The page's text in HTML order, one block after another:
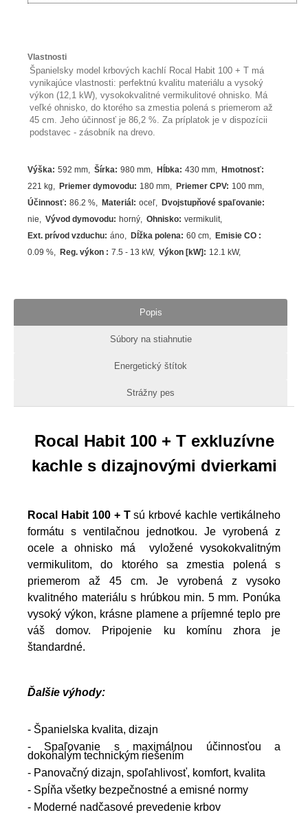
Vlastnosti
Španielsky model krbových kachlí Rocal Habit 100 + T má
vynikajúce vlastnosti: perfektnú kvalitu materiálu a vysoký
výkon (12,1 kW), vysokokvalitné vermikulitové ohnisko. Má
veľké ohnisko, do ktorého sa zmestia polená s priemerom až
45 cm. Jeho účinnosť je 86,2 %. Za príplatok je v dispozícii
podstavec - zásobník na drevo.
Výška: 592 mm Šírka: 980 mm Hĺbka: 430 mm Hmotnosť:
221 kg
Priemer dymovodu: 180 mm Priemer CPV: 100 mm
Účinnosť: 86.2% Materiál : oceľ Dvojstupňové spaľovanie:
nie
Vývod dymovodu: horný Ohnisko: vermikulit
Ext. prívod vzduchu: áno Dĺžka polena: 60 cm Emisie CO :
0.09 %
Reg. výkon : 7.5 - 13 kW Výkon [kW] : 12.1 kW
Popis
Súbory na stiahnutie
Energetický štítok
Strážny pes
Rocal Habit 100 + T exkluzívne
kachle s dizajnovými dvierkami
Rocal Habit 100 + Tsú krbové kachle vertikálneho
formátu s ventilačnou jednotkou. Je vyrobená z
ocele a ohnisko má vyložené vysokokvalitným
vermikulitom, do ktorého sa zmestia polená s
priemerom až 45 cm. Je vyrobená z vysoko
kvalitného materiálu s hrúbkou min. 5 mm. Ponúka
vysoký výkon, krásne plamene a príjemné teplo pre
váš domov. Pripojenie ku komínu zhora je
štandardné.
Ďalšie výhody:
- Španielska kvalita, dizajn
- Spaľovanie s maximálnou účinnosťou a
dokonalým technickým riešením
- Panovačný dizajn, spoľahlivosť, komfort, kvalita
- Spĺňa všetky bezpečnostné a emisné normy
- Moderné nadčasové prevedenie krbov